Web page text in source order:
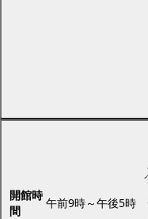
開館時
間
午前9時～午後5時